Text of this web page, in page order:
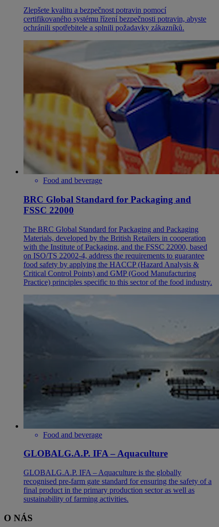
Zlepšete kvalitu a bezpečnost potravin pomocí
certifikovaného systému řízení bezpečnosti potravin, abyste
ochránili spotřebitele a splnili požadavky zákazníků.
Food and beverage
BRC Global Standard for Packaging and
FSSC 22000
The BRC Global Standard for Packaging and Packaging
Materials, developed by the British Retailers in cooperation
with the Institute of Packaging, and the FSSC 22000, based
on ISO/TS 22002-4, address the requirements to guarantee
food safety by applying the HACCP (Hazard Analysis &
Critical Control Points) and GMP (Good Manufacturing
Practice) principles specific to this sector of the food industry.
Food and beverage
GLOBALG.A.P. IFA – Aquaculture
GLOBALG.A.P. IFA – Aquaculture is the globally
recognised pre-farm gate standard for ensuring the safety of a
final product in the primary production sector as well as
sustainability of farming activities.
O NÁS